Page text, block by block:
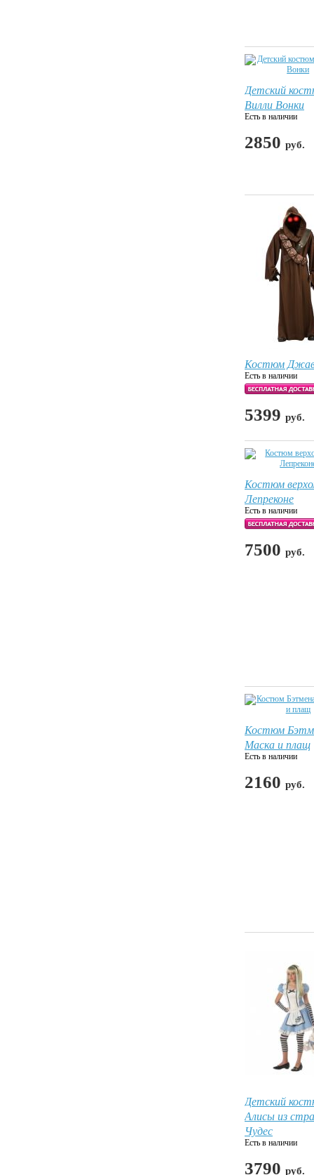
Детский
Вилли Вонки
Есть в наличии
2850 руб.
Костюм
Есть в наличии
5399 руб.
Костюм
Лепреконе
Есть в наличии
7500 руб.
Костюм
Маска и плащ
Есть в наличии
2160 руб.
Детский
Алисы из
Чудес
Есть в наличии
3790 руб.